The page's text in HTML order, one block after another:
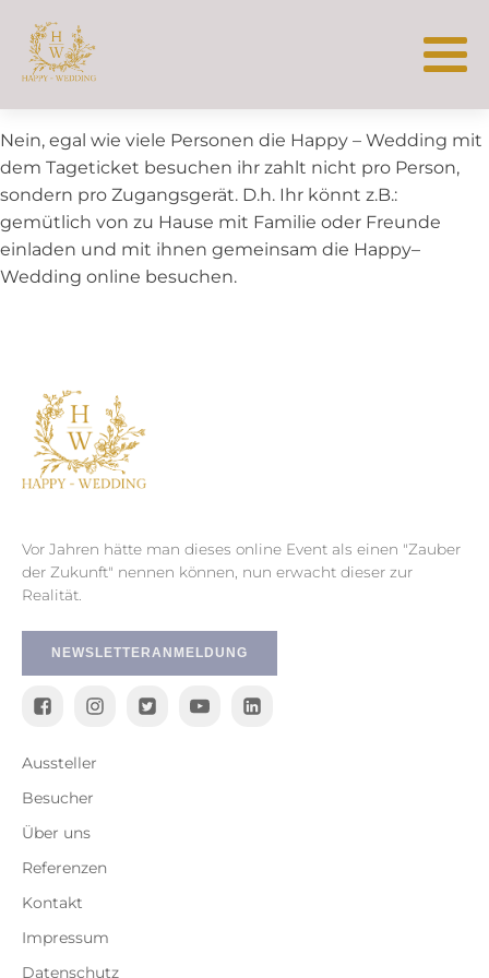
Nein, egal wie viele Personen die Happy – Wedding mit
dem Tageticket besuchen ihr zahlt nicht pro Person,
sondern pro Zugangsgerät. D.h. Ihr könnt z.B.:
gemütlich von zu Hause mit Familie oder Freunde
einladen und mit ihnen gemeinsam die Happy–
Wedding online besuchen.
Vor Jahren hätte man dieses online Event als einen "Zauber
der Zukunft" nennen können, nun erwacht dieser zur
Realität.
NEWSLETTERANMELDUNG
Aussteller
Besucher
Über uns
Referenzen
Kontakt
Impressum
Datenschutz